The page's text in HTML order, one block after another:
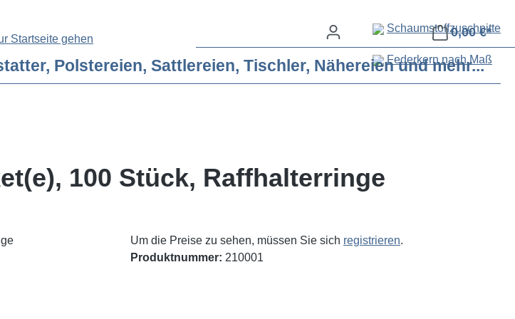
Schaumstoffzuschnitte
Federkern nach Maß
0,00 €*
Polstereien, Sattlereien, Tischler, Nähereien und mehr...
100 Stück, Raffhalterringe
Um die Preise zu sehen, müssen Sie sich registrieren.
Produktnummer: 210001